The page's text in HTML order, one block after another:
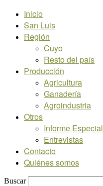
Inicio
San Luis
Región
Cuyo
Resto del país
Producción
Agricultura
Ganadería
Agroindustria
Otros
Informe Especial
Entrevistas
Contacto
Quiénes somos
Buscar